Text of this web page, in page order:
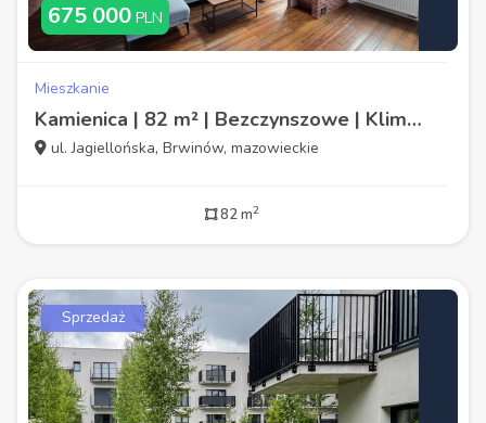
675 000 PLN
Mieszkanie
Kamienica | 82 m² | Bezczynszowe | Klimatyzacja
ul. Jagiellońska, Brwinów, mazowieckie
82 m2
Sprzedaż